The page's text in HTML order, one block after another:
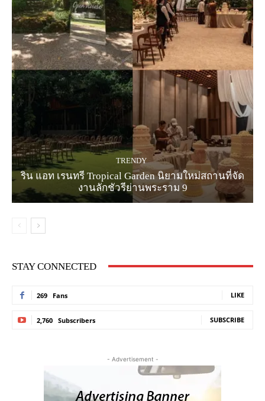
TRENDY
ริน แอท เรนทรี Tropical Garden นิยามใหม่สถานที่จัด
งานลักชัวรีย่านพระราม 9
STAY CONNECTED
269 Fans LIKE
2,760 Subscribers SUBSCRIBE
- Advertisement -